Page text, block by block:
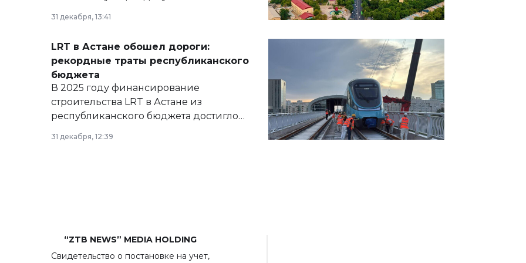
базе нормативных правовых актов и на
сайте маслихат города.
31 декабря, 13:41
LRT в Астане обошел дороги:
рекордные траты республиканского
бюджета
В 2025 году финансирование
строительства LRT в Астане из
республиканского бюджета достигло
рекордных объемов.
31 декабря, 12:39
“ZTB NEWS” MEDIA HOLDING
Свидетельство о постановке на учет,